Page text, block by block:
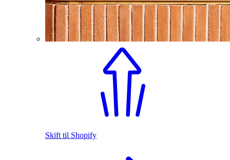
Skift til Shopify